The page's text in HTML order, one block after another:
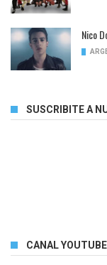
Nico
SUSCRIBITE A
CANAL